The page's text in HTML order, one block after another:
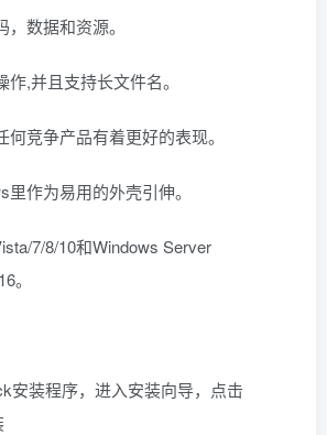
数据和资源。
,并且支持长文件名。
竞争产品有着更好的表现。
作为易用的外壳引伸。
7/8/10和Windows Server
。
安装程序，进入安装向导，点击